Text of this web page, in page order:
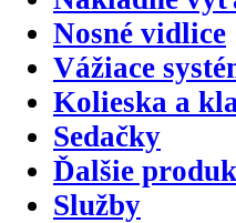
Nosné vidlice
Vážiace
Kolieska a
Sedačky
Ďalšie
Služby